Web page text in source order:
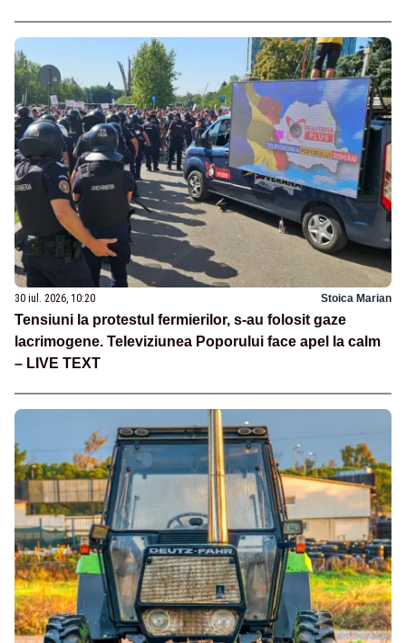
30 iul. 2026, 10:20 Stoica Marian
Tensiuni la protestul fermierilor, s-au folosit gaze
lacrimogene. Televiziunea Poporului face apel la calm
– LIVE TEXT